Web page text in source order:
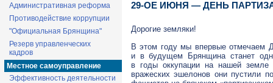
Административная реформа
Противодействие коррупции
"Официальная Брянщина"
Резерв управленческих
кадров
Местное самоуправление
Эффективность деятельности
29-ОЕ ИЮНЯ — ДЕНЬ
Дорогие земляки!
В этом году мы впервые отмечаем
и в будущем Брянщина станет
в годы оккупации на нашей земле
вражеских эшелонов они пустили